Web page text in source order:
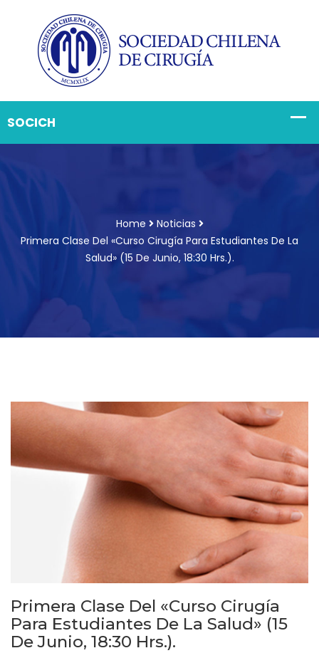
Home
Noticias
Primera Clase Del «Curso Cirugía Para Estudiantes De La
Salud» (15 De Junio, 18:30 Hrs.).
Primera Clase Del «Curso Cirugía
Para Estudiantes De La Salud» (15
De Junio, 18:30 Hrs.).